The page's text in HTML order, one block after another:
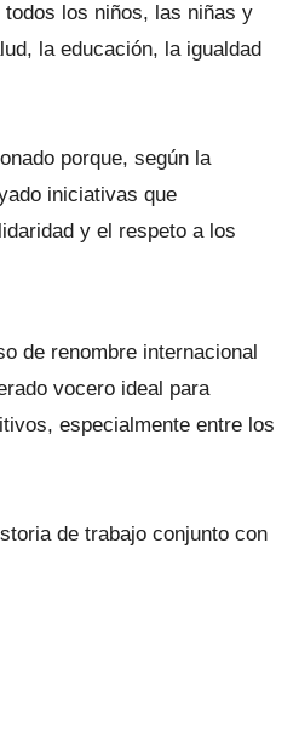
los niños, las niñas y
la educación, la igualdad
porque, según la
iniciativas que
y el respeto a los
de renombre internacional
vocero ideal para
especialmente entre los
de trabajo conjunto con